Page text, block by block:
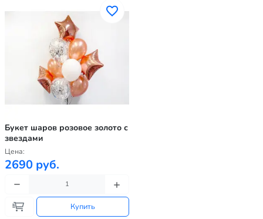
Букет шаров розовое золото с
звездами
Цена:
2690 руб.
Купить